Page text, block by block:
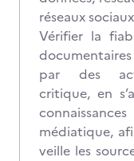
réseaux
Vérifier la
par des
critique, en
médiatique,
veille les